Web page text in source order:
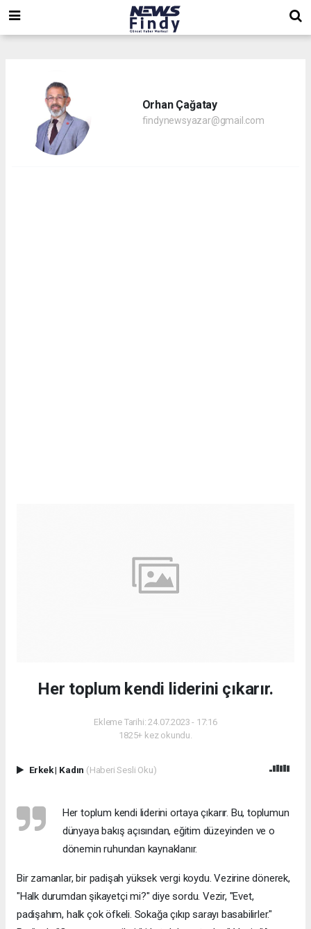
Orhan Çağatay
findynewsyazar@gmail.com
Her toplum kendi liderini çıkarır.
Ekleme Tarihi: 24.07.2023 - 17:16
1825+ kez okundu.
Erkek| Kadın (Haberi Sesli Oku)
Her toplum kendi liderini ortaya çıkarır. Bu, toplumun
dünyaya bakış açısından, eğitim düzeyinden ve o
dönemin ruhundan kaynaklanır.
Bir zamanlar, bir padişah yüksek vergi koydu. Vezirine dönerek,
"Halk durumdan şikayetçi mi?" diye sordu. Vezir, "Evet,
padişahım, halk çok öfkeli. Sokağa çıkıp sarayı basabilirler."